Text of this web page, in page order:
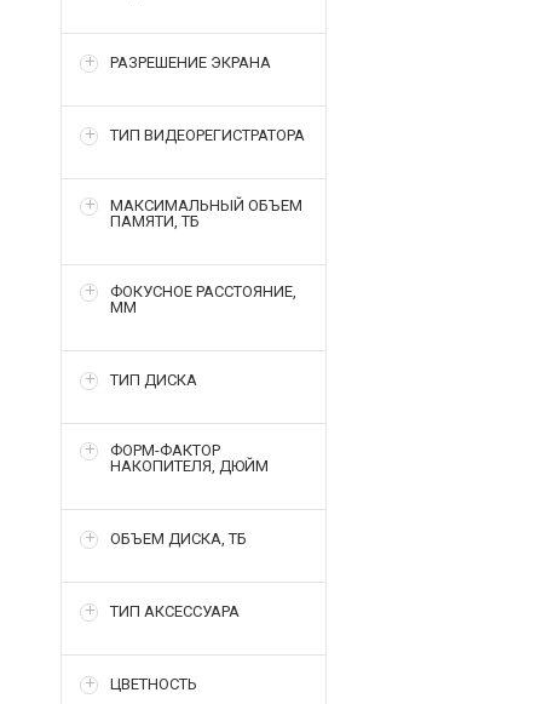
РАЗРЕШЕНИЕ ЭКРАНА
ТИП ВИДЕОРЕГИСТРАТОРА
МАКСИМАЛЬНЫЙ ОБЪЕМ
ПАМЯТИ, ТБ
ФОКУСНОЕ РАССТОЯНИЕ,
ММ
ТИП ДИСКА
ФОРМ-ФАКТОР
НАКОПИТЕЛЯ, ДЮЙМ
ОБЪЕМ ДИСКА, ТБ
ТИП АКСЕССУАРА
ЦВЕТНОСТЬ